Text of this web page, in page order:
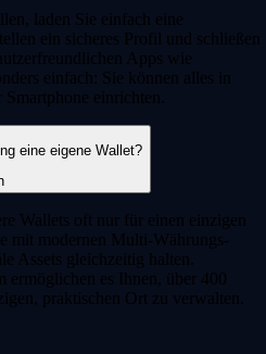
laden Sie einfach eine
ein sicheres Profil und schließen
Apps wie
einfach: Sie können alles in
einrichten.
eine eigene Wallet?
Wallets oft nur für einen einzigen
mit modernen Multi-Währungs-
Assets gleichzeitig halten.
es Ihnen, über 400
praktischen Ort zu verwalten.